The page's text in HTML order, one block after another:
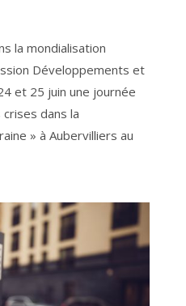
la mondialisation
Développements et
et 25 juin une journée
dans la
» à Aubervilliers au